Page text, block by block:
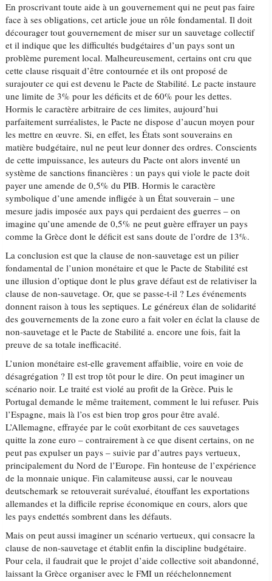
En proscrivant toute aide à un gouvernement qui ne peut pas faire
face à ses obligations, cet article joue un rôle fondamental. Il doit
décourager tout gouvernement de miser sur un sauvetage collectif
et il indique que les difficultés budgétaires d’un pays sont un
problème purement local. Malheureusement, certains ont cru que
cette clause risquait d’être contournée et ils ont proposé de
surajouter ce qui est devenu le Pacte de Stabilité. Le pacte instaure
une limite de 3% pour les déficits et de 60% pour les dettes.
Hormis le caractère arbitraire de ces limites, aujourd’hui
parfaitement surréalistes, le Pacte ne dispose d’aucun moyen pour
les mettre en œuvre. Si, en effet, les États sont souverains en
matière budgétaire, nul ne peut leur donner des ordres. Conscients
de cette impuissance, les auteurs du Pacte ont alors inventé un
système de sanctions financières : un pays qui viole le pacte doit
payer une amende de 0,5% du PIB. Hormis le caractère
symbolique d’une amende infligée à un État souverain – une
mesure jadis imposée aux pays qui perdaient des guerres – on
imagine qu’une amende de 0,5% ne peut guère effrayer un pays
comme la Grèce dont le déficit est sans doute de l’ordre de 13%.
La conclusion est que la clause de non-sauvetage est un pilier
fondamental de l’union monétaire et que le Pacte de Stabilité est
une illusion d’optique dont le plus grave défaut est de relativiser la
clause de non-sauvetage. Or, que se passe-t-il ? Les événements
donnent raison à tous les septiques. Le généreux élan de solidarité
des gouvernements de la zone euro a fait voler en éclat la clause de
non-sauvetage et le Pacte de Stabilité a. encore une fois, fait la
preuve de sa totale inefficacité.
L’union monétaire est-elle gravement affaiblie, voire en voie de
désagrégation ? Il est trop tôt pour le dire. On peut imaginer un
scénario noir. Le traité est violé au profit de la Grèce. Puis le
Portugal demande le même traitement, comment le lui refuser. Puis
l’Espagne, mais là l’os est bien trop gros pour être avalé.
L’Allemagne, effrayée par le coût exorbitant de ces sauvetages
quitte la zone euro – contrairement à ce que disent certains, on ne
peut pas expulser un pays – suivie par d’autres pays vertueux,
principalement du Nord de l’Europe. Fin honteuse de l’expérience
de la monnaie unique. Fin calamiteuse aussi, car le nouveau
deutschemark se retouverait surévalué, étouffant les exportations
allemandes et la difficile reprise économique en cours, alors que
les pays endettés sombrent dans les défauts.
Mais on peut aussi imaginer un scénario vertueux, qui consacre la
clause de non-sauvetage et établit enfin la discipline budgétaire.
Pour cela, il faudrait que le projet d’aide collective soit abandonné,
laissant la Grèce organiser avec le FMI un rééchelonnement